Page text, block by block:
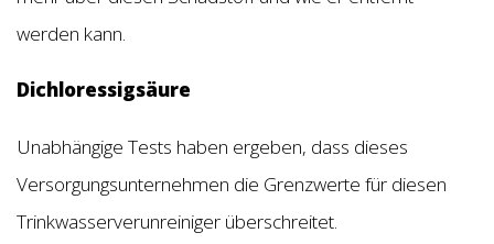
werden kann.
Dichloressigsäure
Unabhängige Tests haben ergeben, dass dieses
Versorgungsunternehmen die Grenzwerte für diesen
Trinkwasserverunreiniger überschreitet.